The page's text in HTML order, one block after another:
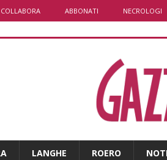
COLLABORA ABBONATI NECROLOGI
LANGHE ROERO